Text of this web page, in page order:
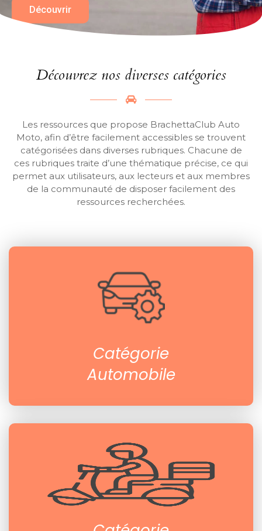
Découvrir
Découvrez nos diverses catégories
Les ressources que propose BrachettaClub Auto
Moto, afin d’être facilement accessibles se trouvent
catégorisées dans diverses rubriques. Chacune de
ces rubriques traite d’une thématique précise, ce qui
permet aux utilisateurs, aux lecteurs et aux membres
de la communauté de disposer facilement des
ressources recherchées.
Catégorie
Automobile